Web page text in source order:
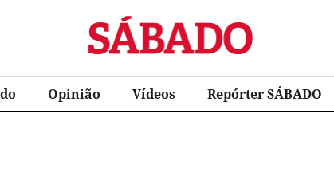
Sábado
Opinião Vídeos Repórter SÁBADO